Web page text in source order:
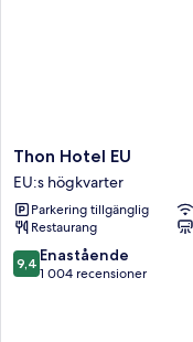
Thon
Hotel
EU
EU:s
högkvarter
Thon Hotel EU
EU:s högkvarter
Parkering tillgänglig
Restaurang
9.4
av
9,4 Enastående
1 004 recensioner